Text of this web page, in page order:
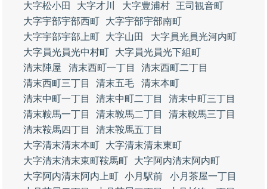
大字松小田
大字才川 大字豊浦村
王司観音町
大字宇部宇部西町
大字宇部宇部南町
大字宇部宇部上町
大字山田
大字員光員光河内町
大字員光員光中村町
大字員光員光下組町
清末陣屋
清末西町一丁目
清末西町二丁目
清末西町三丁目
清末五毛
清末本町
清末中町一丁目
清末中町二丁目
清末中町三丁目
清末鞍馬一丁目
清末鞍馬二丁目
清末鞍馬三丁目
清末鞍馬四丁目
清末鞍馬五丁目
大字清末清末本町
大字清末清末東町
大字清末清末東町鞍馬町
大字阿内清末阿内町
大字阿内清末阿内上町 小月駅前
小月茶屋一丁目